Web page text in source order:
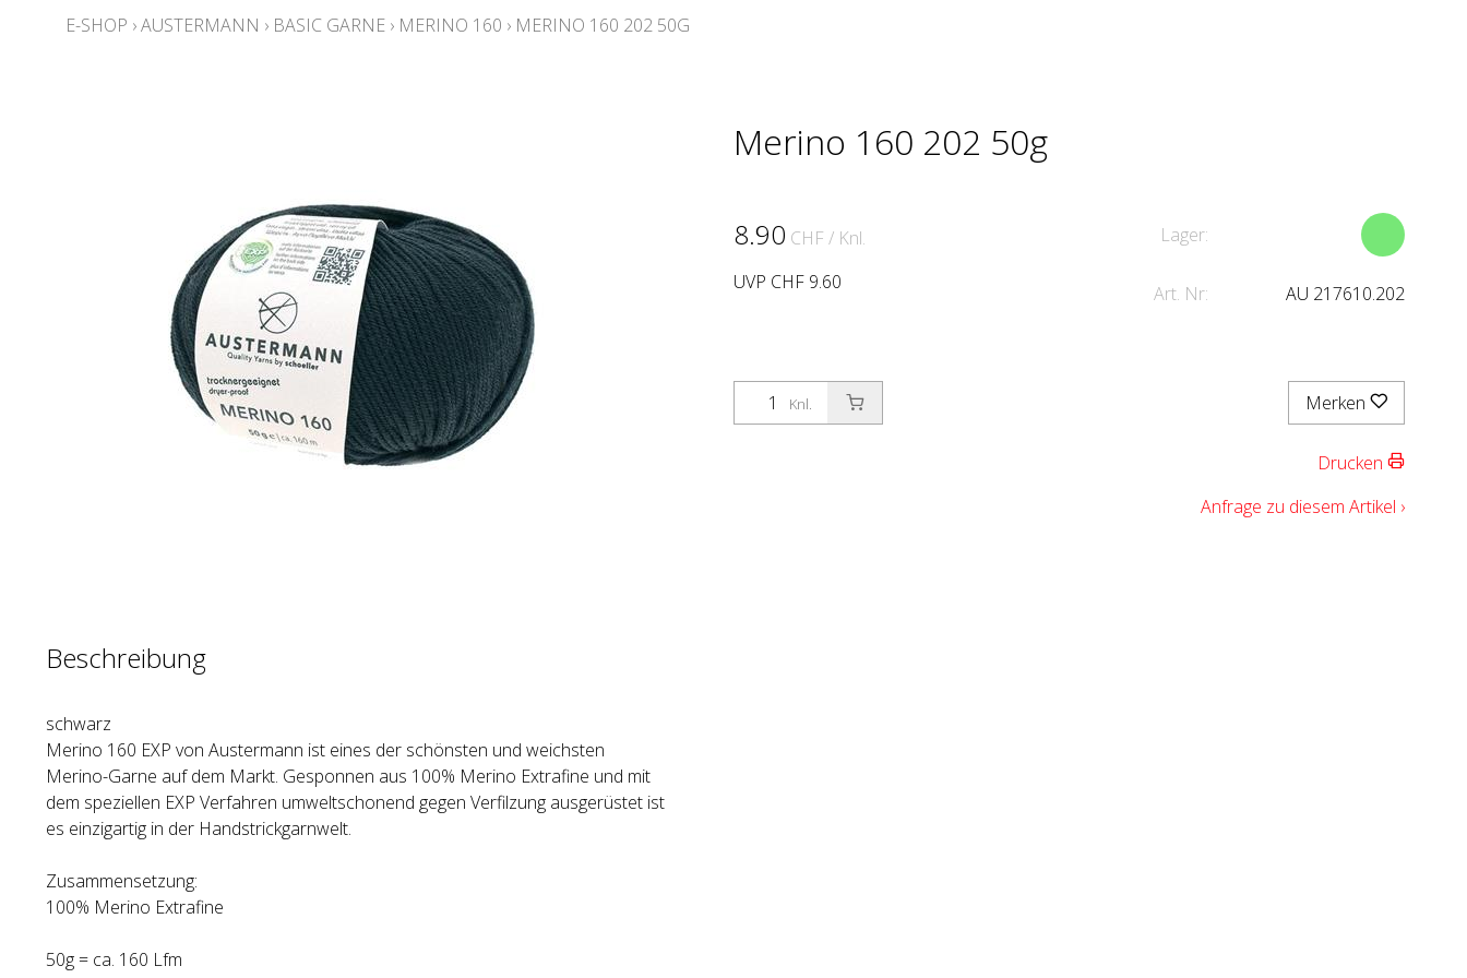
E-SHOP ›AUSTERMANN › BASIC GARNE › MERINO 160 › MERINO 160 202 50G
Merino 160 202 50g
8.90 CHF / Knl.
UVP CHF 9.60
Lager:
Art. Nr: AU 217610.202
Knl. Merken
Drucken
Anfrage zu diesem Artikel ›
Beschreibung
schwarz
Merino 160 EXP von Austermann ist eines der schönsten und weichsten
Merino-Garne auf dem Markt. Gesponnen aus 100% Merino Extrafine und mit
dem speziellen EXP Verfahren umweltschonend gegen Verfilzung ausgerüstet ist
es einzigartig in der Handstrickgarnwelt.
Zusammensetzung:
100% Merino Extrafine
50g = ca. 160 Lfm